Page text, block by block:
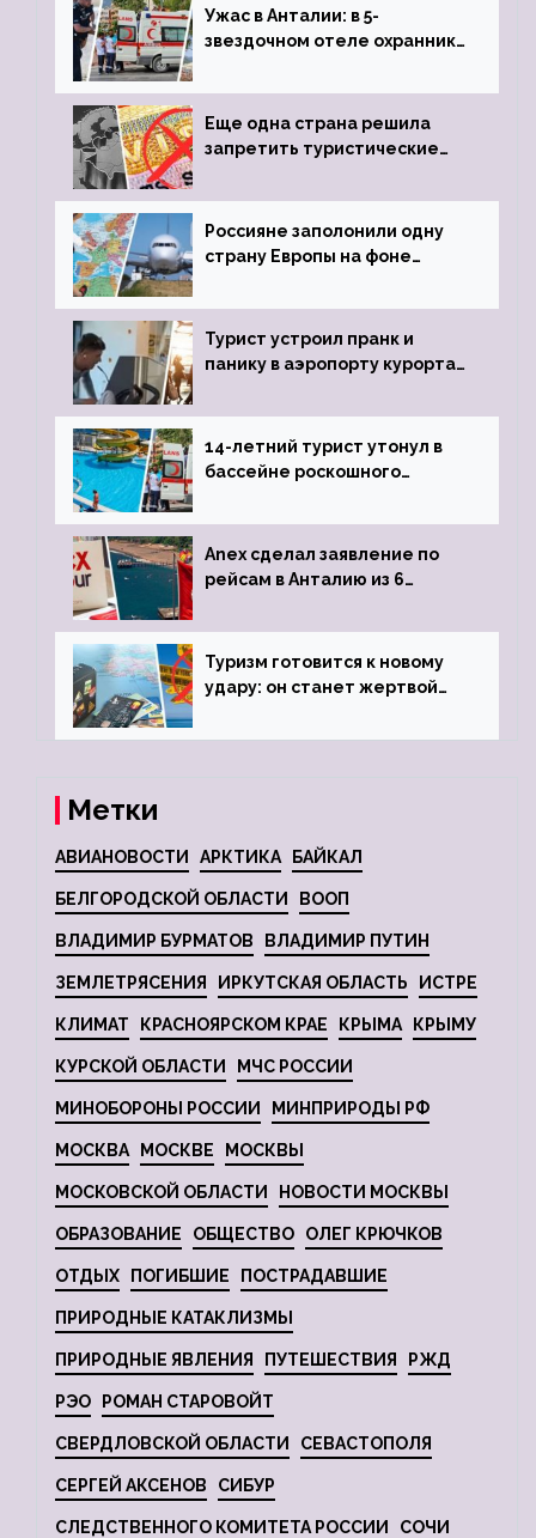
Ужас в Анталии: в 5-
звездочном отеле охранник
пистолета
Еще одна страна решила
запретить туристические
Россияне заполонили одну
страну Европы на фоне
виз
Турист устроил пранк и
панику в аэропорту курорта,
задержке рейса
14-летний турист утонул в
бассейне роскошного
Anex сделал заявление по
рейсам в Анталию из 6
Туризм готовится к новому
удару: он станет жертвой
Метки
АВИАНОВОСТИ АРКТИКА БАЙКАЛ
БЕЛГОРОДСКОЙ ОБЛАСТИ ВООП
ВЛАДИМИР БУРМАТОВ ВЛАДИМИР ПУТИН
ЗЕМЛЕТРЯСЕНИЯ ИРКУТСКАЯ ОБЛАСТЬ ИСТРЕ
КЛИМАТ КРАСНОЯРСКОМ КРАЕ КРЫМА КРЫМУ
КУРСКОЙ ОБЛАСТИ МЧС РОССИИ
МИНОБОРОНЫ РОССИИ МИНПРИРОДЫ РФ
МОСКВА МОСКВЕ МОСКВЫ
МОСКОВСКОЙ ОБЛАСТИ НОВОСТИ МОСКВЫ
ОБРАЗОВАНИЕ ОБЩЕСТВО ОЛЕГ КРЮЧКОВ
ОТДЫХ ПОГИБШИЕ ПОСТРАДАВШИЕ
ПРИРОДНЫЕ КАТАКЛИЗМЫ
ПРИРОДНЫЕ ЯВЛЕНИЯ ПУТЕШЕСТВИЯ РЖД
РЭО РОМАН СТАРОВОЙТ
СВЕРДЛОВСКОЙ ОБЛАСТИ СЕВАСТОПОЛЯ
СЕРГЕЙ АКСЕНОВ СИБУР
СЛЕДСТВЕННОГО КОМИТЕТА РОССИИ СОЧИ